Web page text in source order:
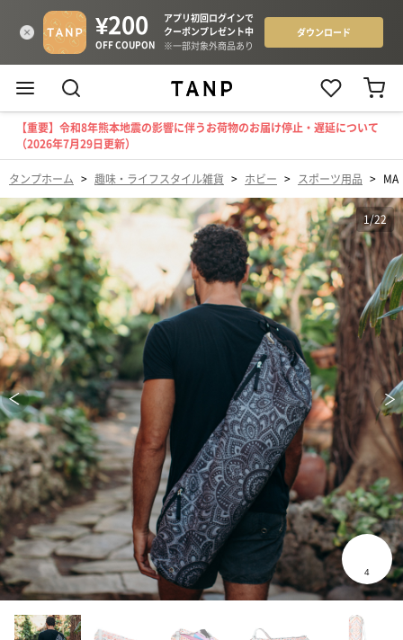
【重要】令和8年熊本地震の影響に伴うお荷物のお届け停止・遅延について
（2026年7月29日更新）
タンプホーム > 趣味・ライフスタイル雑貨 > ホビー > スポーツ用品 >
1/22